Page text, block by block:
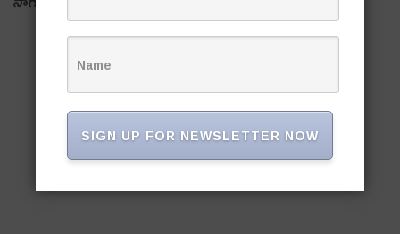
SIGN UP FOR NEWSLETTER NOW